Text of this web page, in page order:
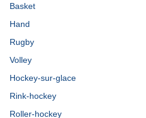
Basket
Hand
Rugby
Volley
Hockey-sur-glace
Rink-hockey
Roller-hockey